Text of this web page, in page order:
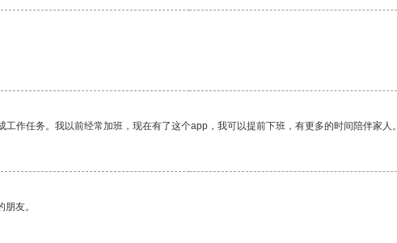
作任务。我以前经常加班，现在有了这个app，我可以提前下班，有更多的时间陪伴家人。
友。